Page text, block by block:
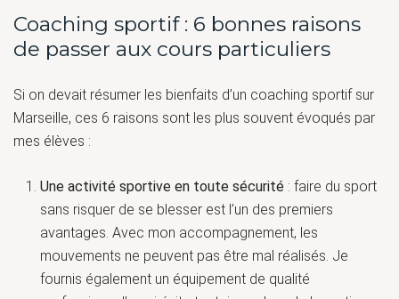
Coaching sportif : 6 bonnes raisons
de passer aux cours particuliers
Si on devait résumer les bienfaits d’un coaching sportif sur
Marseille, ces 6 raisons sont les plus souvent évoqués par
mes élèves :
Une activité sportive en toute sécurité : faire du sport
sans risquer de se blesser est l’un des premiers
avantages. Avec mon accompagnement, les
mouvements ne peuvent pas être mal réalisés. Je
fournis également un équipement de qualité